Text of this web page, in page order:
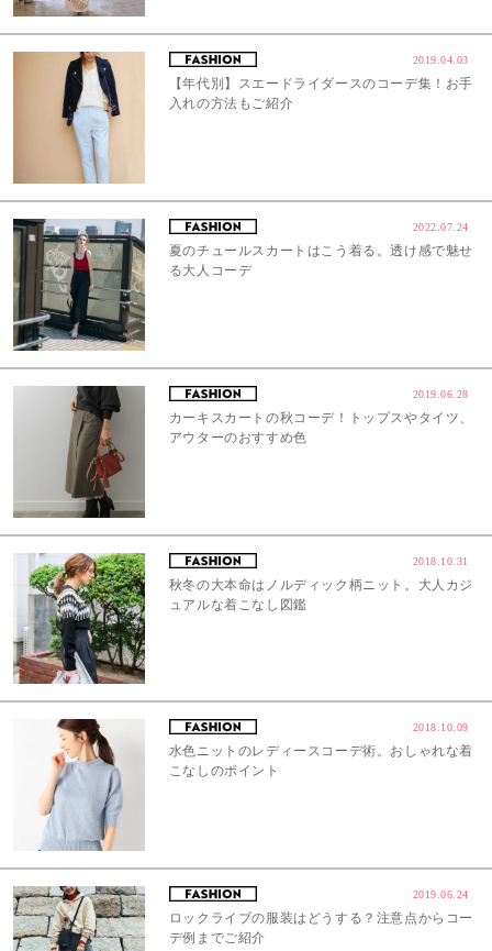
2019.04.03
【年代別】スエードライダースのコーデ集！お手
入れの方法もご紹介
2022.07.24
夏のチュールスカートはこう着る。透け感で魅せ
る大人コーデ
2019.06.28
カーキスカートの秋コーデ！トップスやタイツ、
アウターのおすすめ色
2018.10.31
秋冬の大本命はノルディック柄ニット。大人カジ
ュアルな着こなし図鑑
2018.10.09
水色ニットのレディースコーデ術。おしゃれな着
こなしのポイント
2019.06.24
ロックライブの服装はどうする？注意点からコー
デ例までご紹介